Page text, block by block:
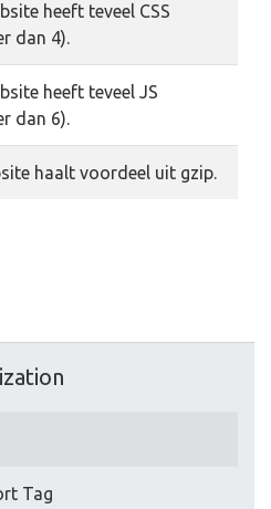
heeft teveel CSS
dan 4).
heeft teveel JS
dan 6).
haalt voordeel uit gzip.
Tag